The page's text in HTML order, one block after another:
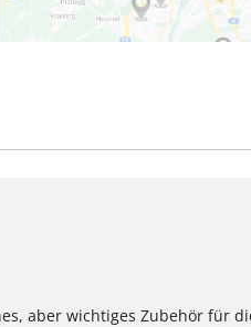
aber wichtiges Zubehör für